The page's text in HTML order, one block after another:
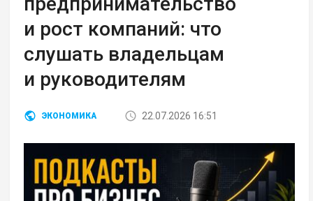
и рост компаний: что
слушать владельцам
и руководителям
ЭКОНОМИКА 22.07.2026 16:51